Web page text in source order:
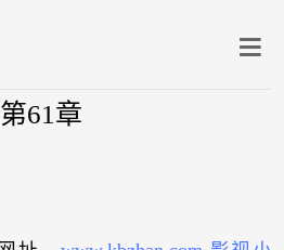
第61章